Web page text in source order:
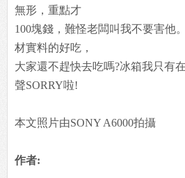
再把肉跟洋蔥整個淋到飯上，這樣